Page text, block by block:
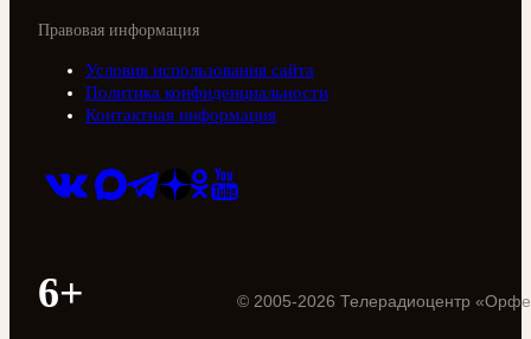
Правовая информация
Условия использования сайта
Политика конфиденциальности
Контактная информация
6+ © 2005-2026 Телерадиоцентр